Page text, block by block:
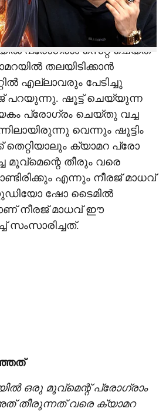
നവാഗതനായ നഹാസ്
ചെയ്യുന്ന ചിത്രമാണ്
സ്വീക്വൻസ്
പ്രോ​ഗ്രാം സെറ്റ് ചെയ്ത
തലയിടിക്കാൻ
എല്ലാവരും പേടിച്ചു
പറയുന്നു. ഷൂട്ട് ചെയ്യുന്ന
പ്രോ​ഗ്രം ചെയ്തു വച്ച
വെന്നും ഷൂട്ടിം​
തെറ്റിയാലും ക്യാമറ പ്രോ​
മൂവ്മെന്റെ തീരും വരെ
എന്നും നീരജ് മാധവ്
ഷോ ടെെമിൽ
നീരജ് മാധവ് ഈ
സംസാരിച്ചത്.
ഒരു മൂവ്മെന്റ് പ്രോ​ഗ്രാം
തീരുന്നത് വരെ ക്യാമറ